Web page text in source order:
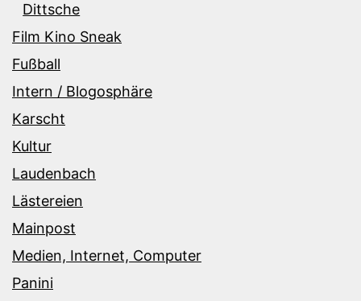
Dittsche
Film Kino Sneak
Fußball
Intern / Blogosphäre
Karscht
Kultur
Laudenbach
Lästereien
Mainpost
Medien, Internet, Computer
Panini